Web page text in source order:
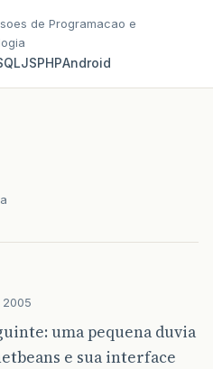
de Programacao e
JSPHPAndroid
uma pequena duvia
e sua interface